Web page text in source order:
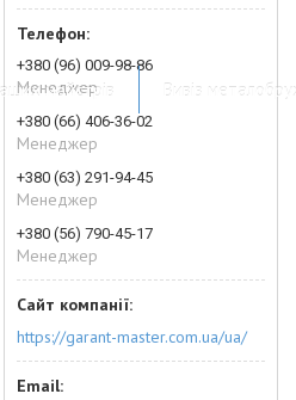
майстрів Вивіз
+380 (96) 009-98-86
Менеджер
+380 (66) 406-36-02
Менеджер
+380 (63) 291-94-45
Менеджер
+380 (56) 790-45-17
Менеджер
https://garant-master.com.ua/ua/